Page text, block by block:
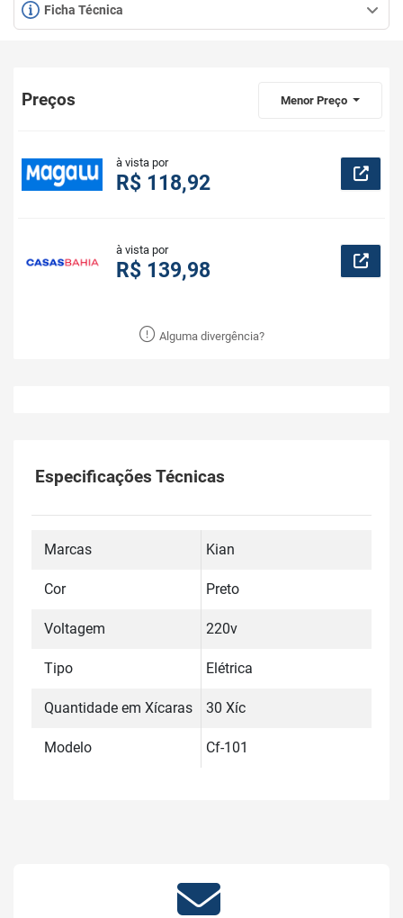
Ficha Técnica
Preços Menor Preço
à vista por
R$ 118,92
à vista por
R$ 139,98
Alguma divergência?
Especificações Técnicas
Marcas Kian
Cor Preto
Voltagem 220v
Tipo Elétrica
Quantidade em Xícaras 30 Xíc
Modelo Cf-101